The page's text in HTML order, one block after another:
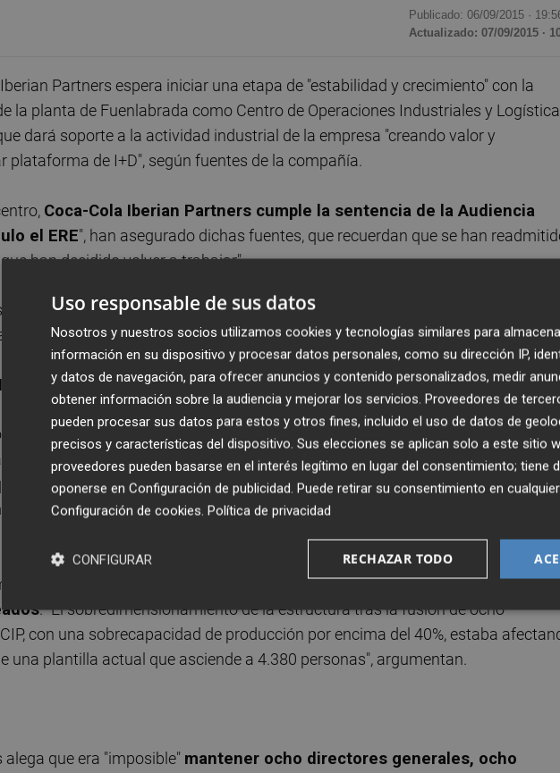
Publicado: 06/09/2015 ·
Actualizado: 07/09/2015 ·
Partners espera iniciar una etapa de "estabilidad y crecimiento" con la
la planta de Fuenlabrada como Centro de Operaciones Industriales y
dará soporte a la actividad industrial de la empresa "creando valor y
plataforma de I+D", según fuentes de la compañía.
Coca-Cola Iberian Partners cumple la sentencia de la Audiencia
el ERE", han asegurado dichas fuentes, que recuerdan que se han
han decidido volver a trabajar".
espera que la apertura delcentro suponga el "cierre definitivo" del
con mayores garantías una etapa de crecimiento, rentabilidad y
el pasado mes de julio cerró un acuerdo con los sindicatos USO, CGT, CSIF,
el cierre de la negociación del Expediente de Regulación de Empleo iniciado en
la
Audiencia Nacional "nunca ha cuestionado la causa organizativa
la sentencia con la readmisión de "todos los trabajadores que han decidido
de un total de 840 afectados se reincorporan, tras acuerdos de
. "El sobredimensionamiento de la estructura tras la fusión de ocho
con una sobrecapacidad de producción por encima del 40%, estaba
una plantilla actual que asciende a 4.380 personas", argumentan.
que era "imposible" mantener ocho directores generales, ocho
Uso responsable de sus datos
Nosotros y nuestros socios utilizamos cookies y tecnologías similares para
información en su dispositivo y procesar datos personales, como su dirección IP,
y datos de navegación, para ofrecer anuncios y contenido personalizados, medir
obtener información sobre la audiencia y mejorar los servicios. Proveedores de
pueden procesar sus datos para estos y otros fines, incluido el uso de datos de
precisos y características del dispositivo. Sus elecciones se aplican solo a este sitio
proveedores pueden basarse en el interés legítimo en lugar del consentimiento; tiene
oponerse en Configuración de publicidad. Puede retirar su consentimiento en
Configuración de cookies. Política de privacidad
RECHAZAR TODO
CONFIGURAR